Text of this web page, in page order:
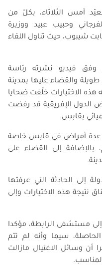
أمس الثلاثاء، بكلّ من
وحبيب عبيد ووزيرة
شيبوب، حيث تناول اللقاء
فيديو نشرته رئاسة
طويلة والقضاء عليها بمدينة
هذه الاختيارات خلّفت ضحايا
الدول الإفريقية قد رفضت
بقابس.
عدة أمراض في قابس خاصة
إلى القضاء على
إلى الحادثة التي عرفتها
نتيجة هذه الاختيارات وإلى
إلى مستشفى الرابطة، مؤكدا
سيما وأنه لم تتم
أن وسائل الاغتيال مازالت